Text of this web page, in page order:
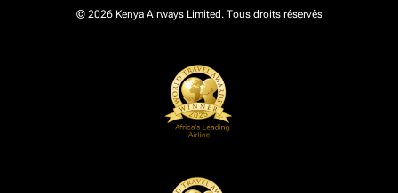
© 2026 Kenya Airways Limited. Tous droits réservés